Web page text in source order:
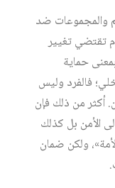
والمجموعات ضد
تقتضي تغيير
حماية
فالفرد وليس
أكثر من ذلك فإن
الأمن بل كذلك
ولكن ضمان